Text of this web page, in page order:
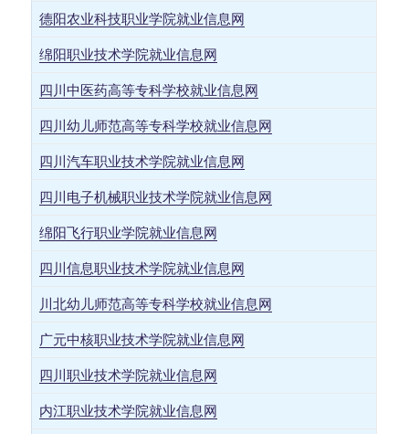
德阳农业科技职业学院就业信息网
绵阳职业技术学院就业信息网
四川中医药高等专科学校就业信息网
四川幼儿师范高等专科学校就业信息网
四川汽车职业技术学院就业信息网
四川电子机械职业技术学院就业信息网
绵阳飞行职业学院就业信息网
四川信息职业技术学院就业信息网
川北幼儿师范高等专科学校就业信息网
广元中核职业技术学院就业信息网
四川职业技术学院就业信息网
内江职业技术学院就业信息网